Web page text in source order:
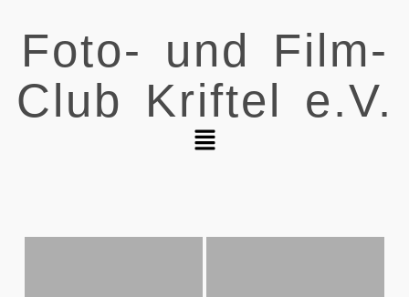
Foto- und Film-
Club Kriftel e.V.